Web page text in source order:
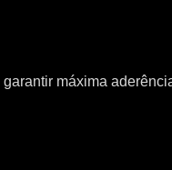
máxima